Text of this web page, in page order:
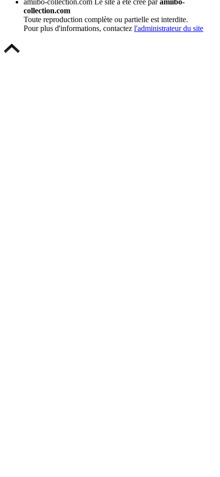
amiibo-collection.com Le site a été créé paramiibo-
collection.com
Toute reproduction complète ou partielle est interdite.
Pour plus d'informations, contactez l'administrateur du site